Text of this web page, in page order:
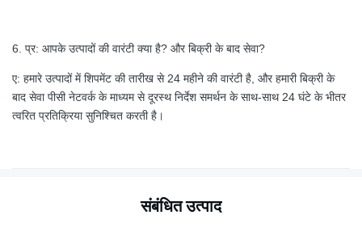
6. प्र: आपके उत्पादों की वारंटी क्या है? और बिक्री के बाद सेवा?
ए: हमारे उत्पादों में शिपमेंट की तारीख से 24 महीने की वारंटी है, और हमारी बिक्री के
बाद सेवा पीसी नेटवर्क के माध्यम से दूरस्थ निर्देश समर्थन के साथ-साथ 24 घंटे के भीतर
त्वरित प्रतिक्रिया सुनिश्चित करती है।
संबंधित उत्पाद